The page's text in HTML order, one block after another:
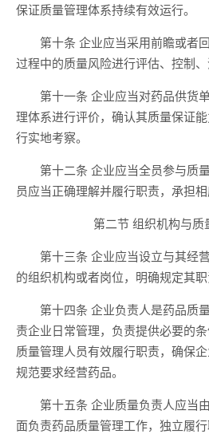
保证质量管理体系持续有效运行。
第十条 企业应当采用前瞻或者
过程中的质量风险进行评估、控制、
第十一条 企业应当对药品供货
理体系进行评价，确认其质量保证
行实地考察。
第十二条 企业应当全员参与质量
员应当正确理解并履行职责，承担相
第二节 组织机构与质
第十三条 企业应当设立与其经
的组织机构或者岗位，明确规定其职
第十四条 企业负责人是药品质量
责企业日常管理，负责提供必要的
质量管理人员有效履行职责，确保
规范要求经营药品。
第十五条 企业质量负责人应当
面负责药品质量管理工作，独立履